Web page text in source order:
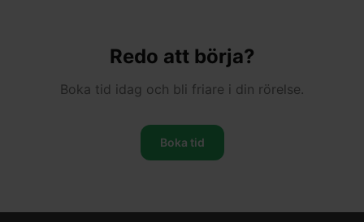
Redo att börja?
Boka tid idag och bli friare i din rörelse.
Boka tid